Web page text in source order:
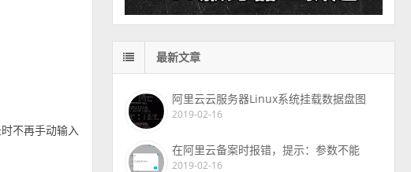
不再手动输入
最新文章
阿里云云服务器Linux系统挂载数据盘图
2019-02-16
在阿里云备案时报错，提示：参数不能
2019-02-16